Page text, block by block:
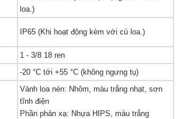
loa.)
IP65 (Khi hoạt động kèm với củ loa.)
1 - 3/8 18 ren
-20 °C tới +55 °C (không ngưng tụ)
Vành loa nén: Nhôm, màu trắng nhạt, sơn
tĩnh điện
Phần phản xạ: Nhựa HIPS, màu trắng